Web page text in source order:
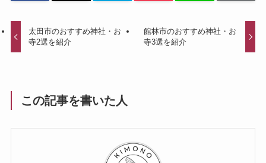
太田市のおすすめ神社・お
寺2選を紹介
館林市のおすすめ神社・お
寺3選を紹介
この記事を書いた人